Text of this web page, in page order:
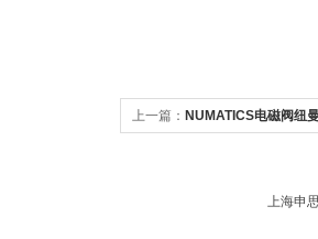
上一篇： NUMATICS电磁阀纽
上海申